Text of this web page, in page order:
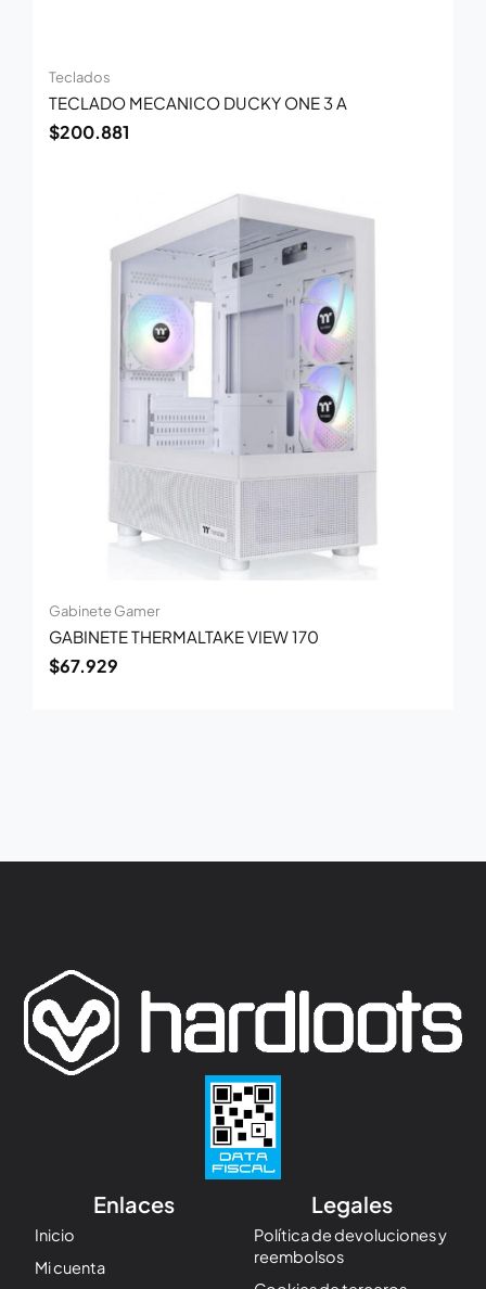
Teclados
TECLADO MECANICO DUCKY ONE 3 A
$200.881
Gabinete Gamer
GABINETE THERMALTAKE VIEW 170
$67.929
Enlaces
Inicio
Mi cuenta
Legales
Política de devoluciones y
reembolsos